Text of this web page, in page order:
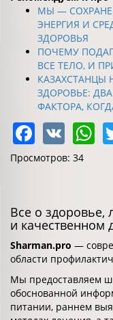
МЫ —
ЭНЕРГИЯ И
ЗДОРОВЬЯ
ПОЧЕМУ
ВСЕ ТЕЛО, И
КАЗАХСТАНЦЫ
ЗДОРОВЬЕ:
ФАКТОРА,
VK
Просмотров: 34
Все о здоровье,
и качественном
Sharman.pro —
области
Мы предоставляем
обоснованной
питании, раннем